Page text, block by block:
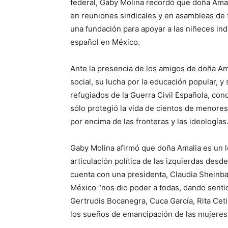
federal, Gaby Molina recordó que doña
en reuniones sindicales y en asambleas
una fundación para apoyar a las niñeces
español en México.
Ante la presencia de los amigos de doña
social, su lucha por la educación popular,
refugiados de la Guerra Civil Española,
sólo protegió la vida de cientos de
por encima de las fronteras y las ideologías.
Gaby Molina afirmó que doña Amalia es
articulación política de las izquierdas
cuenta con una presidenta, Claudia
México “nos dio poder a todas, dando
Gertrudis Bocanegra, Cuca García, Rita
los sueños de emancipación de las